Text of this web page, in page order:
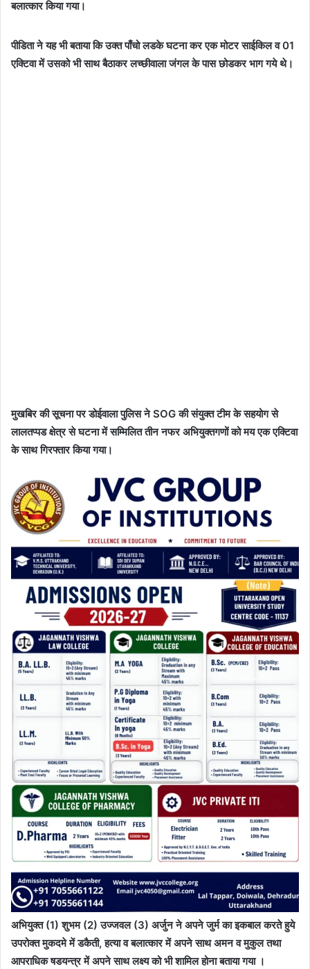
बलात्कार किया गया।
पीडिता ने यह भी बताया कि उक्त पाँचो लडके घटना कर एक मोटर साईकिल व 01
एक्टिवा में उसको भी साथ बैठाकर लच्छीवाला जंगल के पास छोडकर भाग गये थे।
मुखबिर की सूचना पर डोईवाला पुलिस ने SOG की संयुक्त टीम के सहयोग से
लालतप्पड क्षेत्र से घटना में सम्मिलित तीन नफर अभियुक्तगणों को मय एक एक्टिवा
के साथ गिरफ्तार किया गया।
अभियुक्त (1) शुभम (2) उज्जवल (3) अर्जुन ने अपने जुर्म का इकबाल करते हुये
उपरोक्त मुकदमे में डकैती, हत्या व बलात्कार में अपने साथ अमन व मुकुल तथा
आपराधिक षडयन्त्र में अपने साथ लक्ष्य को भी शामिल होना बताया गया ।